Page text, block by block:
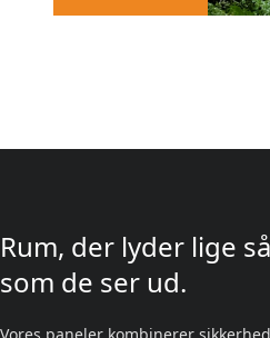
Rum, der lyder lige
som de ser ud.